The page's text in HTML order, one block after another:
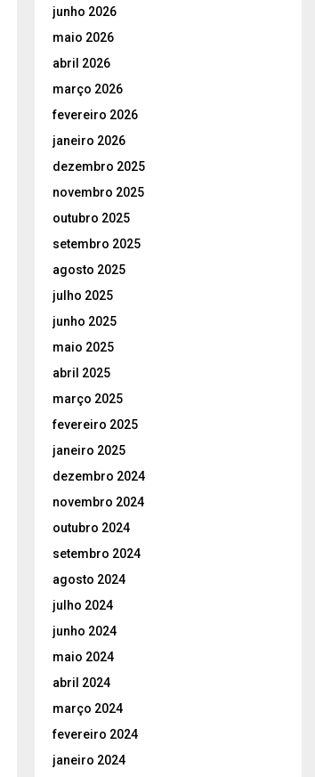
junho 2026
maio 2026
abril 2026
março 2026
fevereiro 2026
janeiro 2026
dezembro 2025
novembro 2025
outubro 2025
setembro 2025
agosto 2025
julho 2025
junho 2025
maio 2025
abril 2025
março 2025
fevereiro 2025
janeiro 2025
dezembro 2024
novembro 2024
outubro 2024
setembro 2024
agosto 2024
julho 2024
junho 2024
maio 2024
abril 2024
março 2024
fevereiro 2024
janeiro 2024